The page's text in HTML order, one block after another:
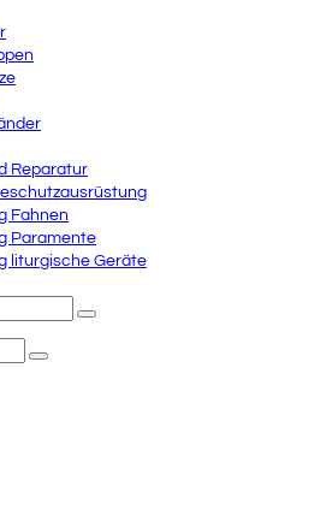
Reparatur
Fahnen
Paramente
liturgische Geräte
Senden
Senden